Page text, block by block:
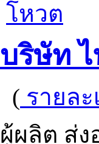
โหวต
บริษัท
( รายละ
ผู้ผลิต ส่